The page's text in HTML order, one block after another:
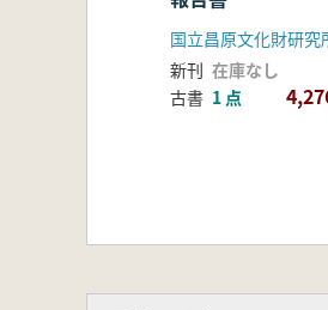
新刊 在庫なし
古書 1 点